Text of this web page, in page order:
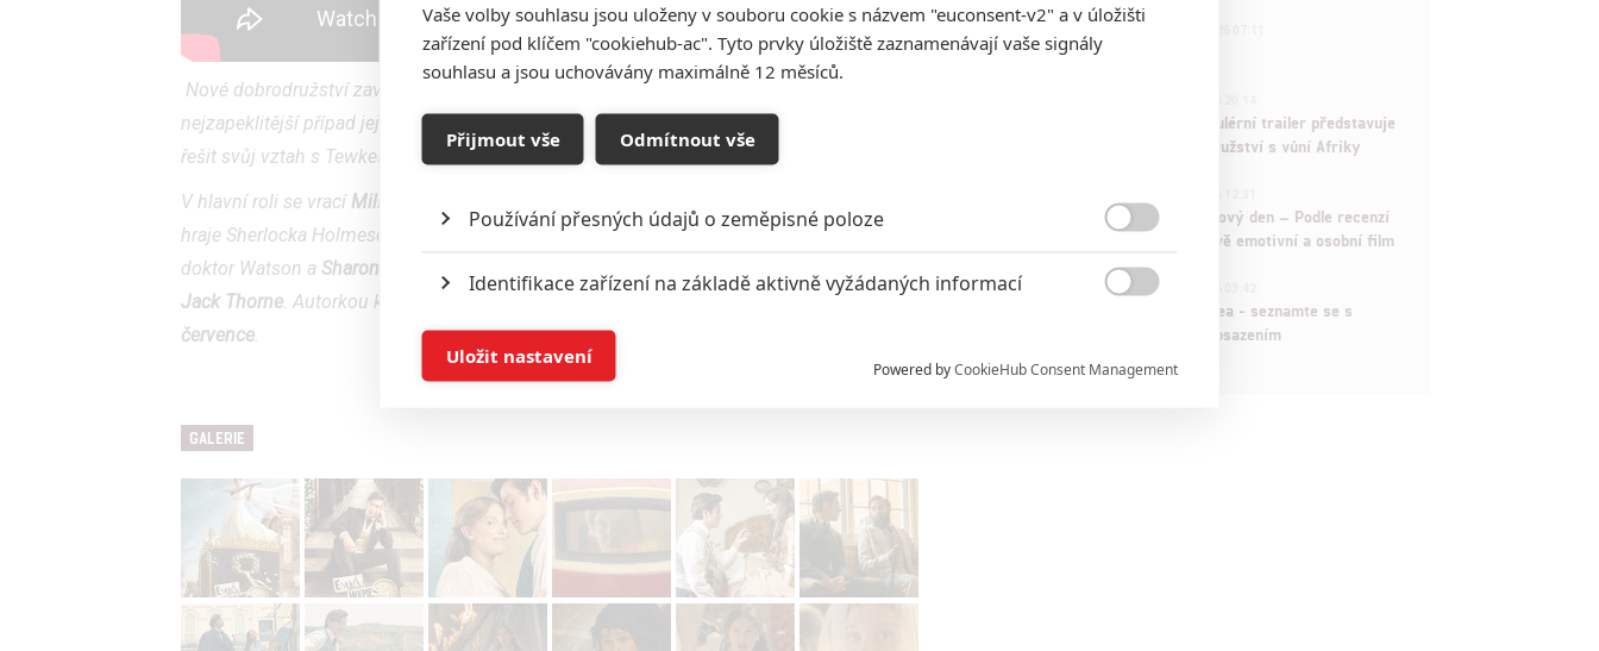
Nové dobrodružství zavede Enolu Holmesovou až na Maltu. Tam ji čeká nejnebezpečnější a
nejzapeklitější případ její dosavadní kariéry.
Vyšetřování je o to složitější, že souběžně s ním musí
řešit svůj vztah s Tewkesburym, který se posouvá na novou úroveň.
V hlavní roli se vrací Millie Bobby Brown
hraje Sherlocka Holmese,
Helena Bonham Carter Enolinu matku. Himesh Patel vystupuje jako
doktor Watson a Sharon Duncan-Brewster
Jack Thorne . Autorkou knižní předlohy je . Datum premiéry je stanoveno na
července
Podklady a foto: Netflix
GALERIE
433
拆彈專家
Děti krve a kostí: Regulérní trailer představuje
akční fantasy dobrodružství s vůní Afriky
Spider-Man: Zbrusu nový den – Podle recenzí
máme čekat překvapivě emotivní a osobní film
ČLÁNEK | 30.07.2026 03:42
Velké preview: Odyssea - seznamte se s
maximálně nabitým obsazením
Vaše volby souhlasu jsou uloženy v souboru cookie s názvem "euconsent-v2" a v úložišti
zařízení pod klíčem "cookiehub-ac". Tyto prvky úložiště zaznamenávají vaše signály
souhlasu a jsou uchovávány maximálně 12 měsíců.
Přijmout vše Odmítnout vše
Používání přesných údajů o zeměpisné poloze
Identifikace zařízení na základě aktivně vyžádaných informací
Ukládání a/nebo přístup k informacím v zařízení

Personalizovaný obsah, měření obsahu, průzkum publika a vývoj
služeb
Udělením souhlasu s účely a funkcemi zde uvedenými dáváte nám i našim partnerům
možnost: Zajištění bezpečnosti, předcházení a zjišťování podvodů a odstraňování chyb,
Poskytování a zobrazování reklamy a obsahu
Powered byCookieHub Consent Management
Uložit nastavení